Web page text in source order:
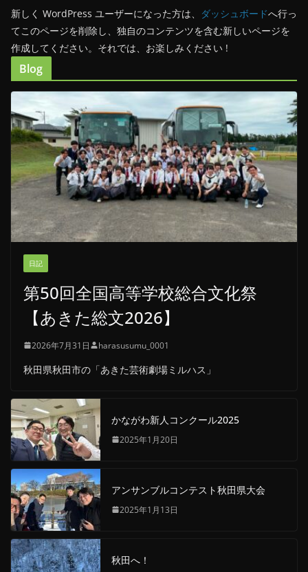
新しく WordPress ユーザーになった方は、 ダッシュボードへ行っ
てこのページを削除し、独自のコンテンツを含む新しいページを
作成してください。それでは、お楽しみください !
Blog
日記
第50回全国高等学校総合文化祭
【あきた総文2026】
2026年7月31日 harasusumu_0001
秋田県秋田市の「あきた芸術劇場ミルハス」
かながわ新人コンクール2025
2025年1月20日
アンサンブルコンテスト秋田県大会
2025年1月13日
秋田へ！